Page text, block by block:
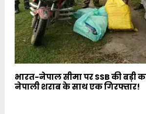
भारत-नेपाल सीमा पर SSB की बड़ी
नेपाली शराब के साथ एक गिरफ्तार!